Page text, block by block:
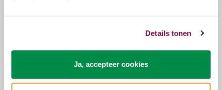
Details tonen
Ja, accepteer cookies
Bel ons E-mail